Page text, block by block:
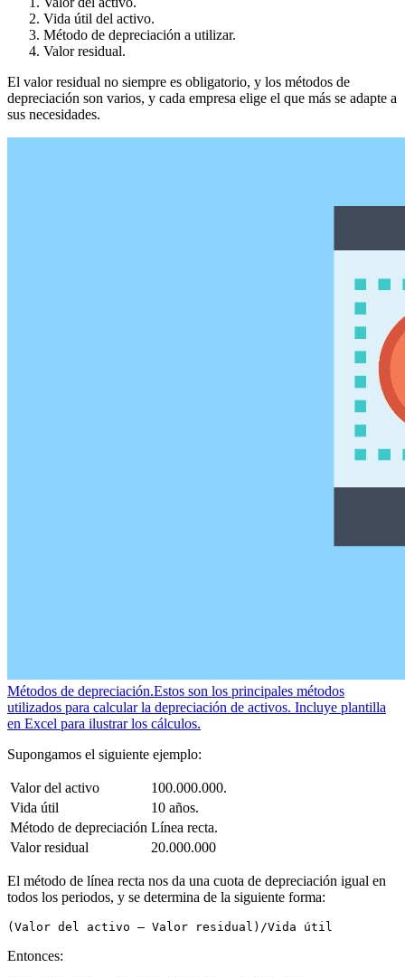
Vida útil del activo.
Método de depreciación a utilizar.
Valor residual.
El valor residual no siempre es obligatorio, y los métodos de
depreciación son varios, y cada empresa elige el que más se adapte a
sus necesidades.
Métodos de depreciación.Estos son los principales métodos
utilizados para calcular la depreciación de activos. Incluye plantilla
en Excel para ilustrar los cálculos.
Supongamos el siguiente ejemplo:
Valor del activo
100.000.000.
Vida útil
10 años.
Método de depreciación Línea recta.
Valor residual
20.000.000
El método de línea recta nos da una cuota de depreciación igual en
todos los periodos, y se determina de la siguiente forma:
(Valor del activo – Valor residual)/Vida útil
Entonces: